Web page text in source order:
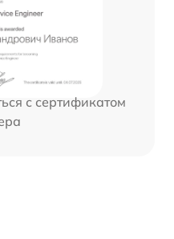
с сертификатом